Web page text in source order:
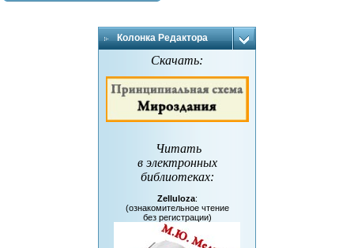
Колонка Редактора
Скачать:
Читать
в электронных
библиотеках:
Zelluloza:
(ознакомительное чтение
без регистрации)